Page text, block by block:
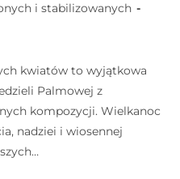
i stabilizowanych
kwiatów to wyjątkowa
Palmowej z
kompozycji. Wielkanoc
nadziei i wiosennej